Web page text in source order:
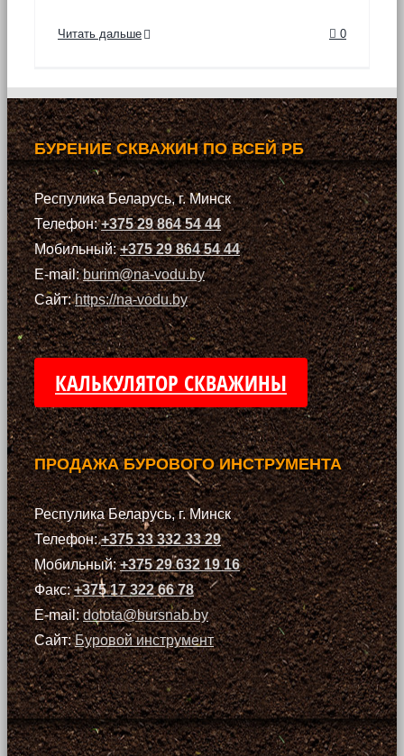
Читать дальше 0
БУРЕНИЕ СКВАЖИН ПО ВСЕЙ РБ
Респулика Беларусь, г. Минск
Телефон:+375 29 864 54 44
Мобильный:+375 29 864 54 44
E-mail:burim@na-vodu.by
Сайт:https://na-vodu.by
КАЛЬКУЛЯТОР СКВАЖИНЫ
ПРОДАЖА БУРОВОГО ИНСТРУМЕНТА
Респулика Беларусь, г. Минск
Телефон:+375 33 332 33 29
Мобильный:+375 29 632 19 16
Факс:+375 17 322 66 78
E-mail:dolota@bursnab.by
Сайт:Буровой инструмент